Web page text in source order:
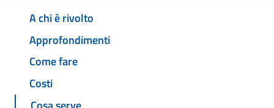
A chi è rivolto
Approfondimenti
Come fare
Costi